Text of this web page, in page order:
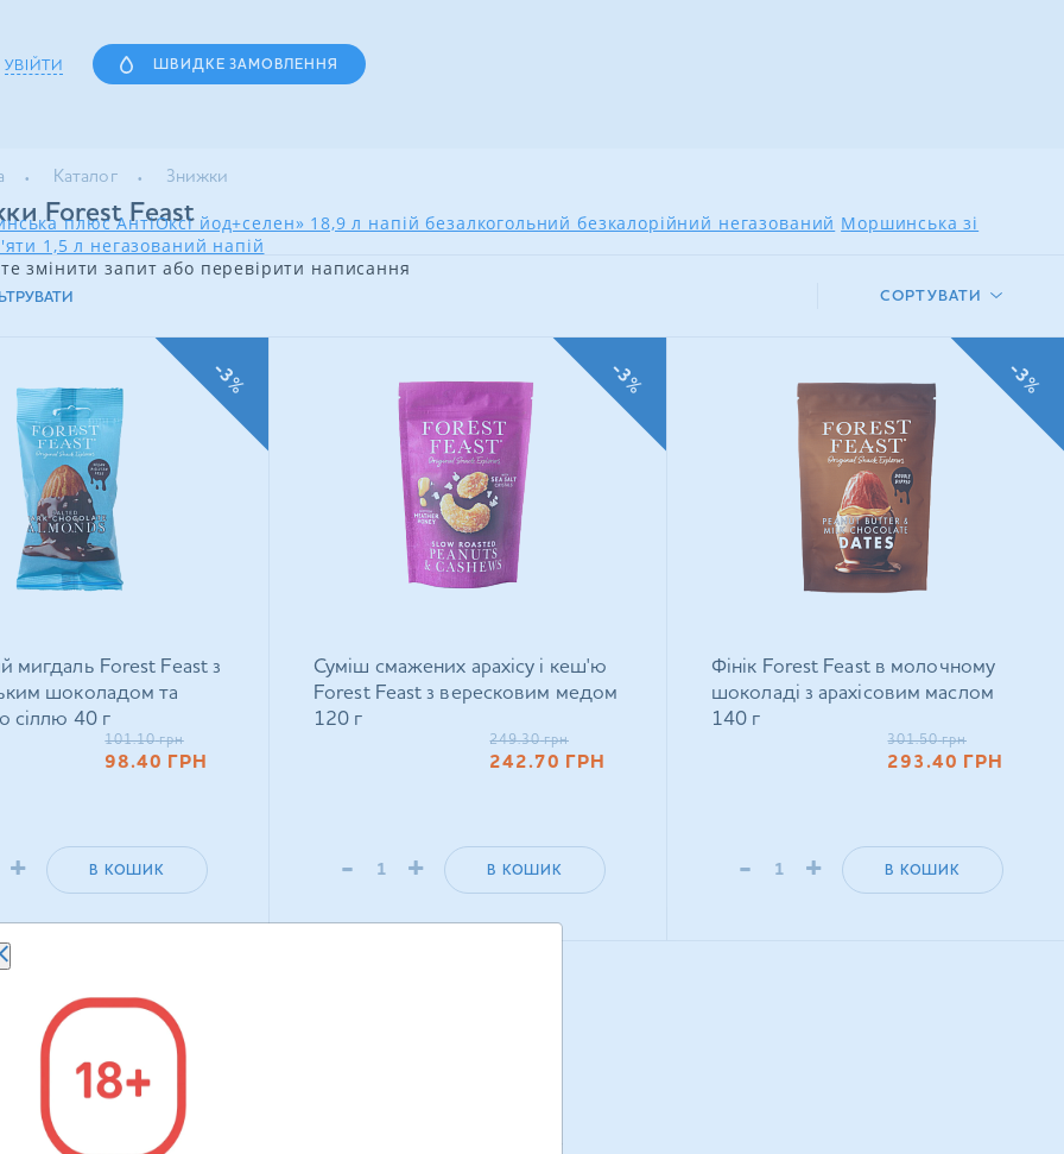
УВІЙТИ ШВИДКЕ ЗАМОВЛЕННЯ
плюс АнтіОксі йод+селен» 18,9 л напій безалкогольний безкалорійний негазований Моршинська зі
1,5 л негазований напій
змінити запит або перевірити написання
Каталог Знижки
Forest Feast
СОРТУВАТИ
мигдаль Forest Feast з
шоколадом та
сіллю 40 г
101.10 грн
98.40 ГРН
+ В КОШИК
-3%
Суміш смажених арахісу і кеш'ю
Forest Feast з вересковим медом
120 г
249.30 грн
242.70 ГРН
- + В КОШИК
-3%
Фінік Forest Feast в молочному
шоколаді з арахісовим маслом
140 г
301.50 грн
293.40 ГРН
- + В КОШИК
-3%